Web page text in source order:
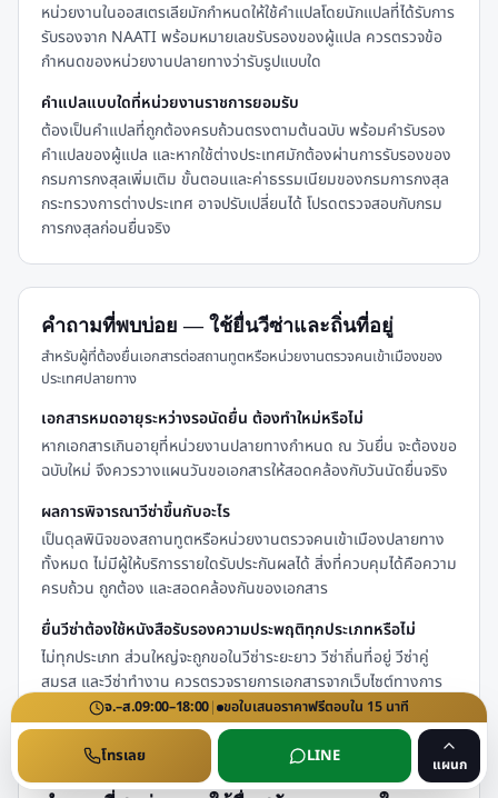
หน่วยงานในออสเตรเลียมักกำหนดให้ใช้คำแปลโดยนักแปลที่ได้รับการ
รับรองจาก NAATI พร้อมหมายเลขรับรองของผู้แปล ควรตรวจข้อ
กำหนดของหน่วยงานปลายทางว่ารับรูปแบบใด
คำแปลแบบใดที่หน่วยงานราชการยอมรับ
ต้องเป็นคำแปลที่ถูกต้องครบถ้วนตรงตามต้นฉบับ พร้อมคำรับรอง
คำแปลของผู้แปล และหากใช้ต่างประเทศมักต้องผ่านการรับรองของ
กรมการกงสุลเพิ่มเติม ขั้นตอนและค่าธรรมเนียมของกรมการกงสุล
กระทรวงการต่างประเทศ อาจปรับเปลี่ยนได้ โปรดตรวจสอบกับกรม
การกงสุลก่อนยื่นจริง
คำถามที่พบบ่อย — ใช้ยื่นวีซ่าและถิ่นที่อยู่
สำหรับผู้ที่ต้องยื่นเอกสารต่อสถานทูตหรือหน่วยงานตรวจคนเข้าเมืองของ
ประเทศปลายทาง
เอกสารหมดอายุระหว่างรอนัดยื่น ต้องทำใหม่หรือไม่
หากเอกสารเกินอายุที่หน่วยงานปลายทางกำหนด ณ วันยื่น จะต้องขอ
ฉบับใหม่ จึงควรวางแผนวันขอเอกสารให้สอดคล้องกับวันนัดยื่นจริง
ผลการพิจารณาวีซ่าขึ้นกับอะไร
เป็นดุลพินิจของสถานทูตหรือหน่วยงานตรวจคนเข้าเมืองปลายทาง
ทั้งหมด ไม่มีผู้ให้บริการรายใดรับประกันผลได้ สิ่งที่ควบคุมได้คือความ
ครบถ้วน ถูกต้อง และสอดคล้องกันของเอกสาร
ยื่นวีซ่าต้องใช้หนังสือรับรองความประพฤติทุกประเภทหรือไม่
ไม่ทุกประเภท ส่วนใหญ่จะถูกขอในวีซ่าระยะยาว วีซ่าถิ่นที่อยู่ วีซ่าคู่
สมรส และวีซ่าทำงาน ควรตรวจรายการเอกสารจากเว็บไซต์ทางการ
ของสถานทูตหรือหน่วยงานตรวจคนเข้าเมืองปลายทางเป็นหลัก
จ.–ส.09:00–18:00| ขอใบเสนอราคาฟรีตอบใน 15 นาที
โทรเลย LINE แผนก